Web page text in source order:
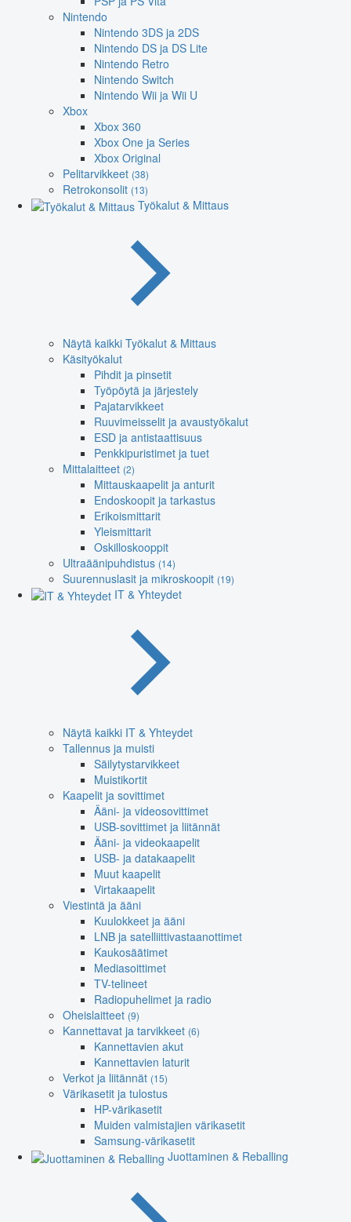
Nintendo
Nintendo 3DS ja 2DS
Nintendo DS ja DS Lite
Nintendo Retro
Nintendo Switch
Nintendo Wii ja Wii U
Xbox
Xbox 360
Xbox One ja Series
Xbox Original
Pelitarvikkeet (38)
Retrokonsolit (13)
Työkalut & Mittaus
Näytä kaikki Työkalut & Mittaus
Käsityökalut
Pihdit ja pinsetit
Työpöytä ja järjestely
Pajatarvikkeet
Ruuvimeisselit ja avaustyökalut
ESD ja antistaattisuus
Penkkipuristimet ja tuet
Mittalaitteet (2)
Mittauskaapelit ja anturit
Endoskoopit ja tarkastus
Erikoismittarit
Yleismittarit
Oskilloskooppit
Ultraäänipuhdistus (14)
Suurennuslasit ja mikroskoopit (19)
IT & Yhteydet
Näytä kaikki IT & Yhteydet
Tallennus ja muisti
Säilytystarvikkeet
Muistikortit
Kaapelit ja sovittimet
Ääni- ja videosovittimet
USB-sovittimet ja liitännät
Ääni- ja videokaapelit
USB- ja datakaapelit
Muut kaapelit
Virtakaapelit
Viestintä ja ääni
Kuulokkeet ja ääni
LNB ja satelliittivastaanottimet
Kaukosäätimet
Mediasoittimet
TV-telineet
Radiopuhelimet ja radio
Oheislaitteet (9)
Kannettavat ja tarvikkeet (6)
Kannettavien akut
Kannettavien laturit
Verkot ja liitännät (15)
Värikasetit ja tulostus
HP-värikasetit
Muiden valmistajien värikasetit
Samsung-värikasetit
Juottaminen & Reballing